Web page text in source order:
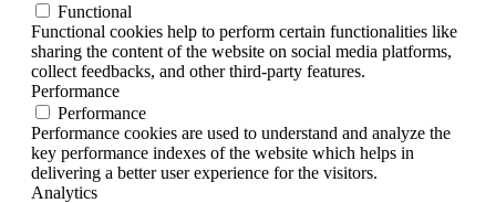
Functional
Functional cookies help to perform certain functionalities like
sharing the content of the website on social media platforms,
collect feedbacks, and other third-party features.
Performance
Performance
Performance cookies are used to understand and analyze the
key performance indexes of the website which helps in
delivering a better user experience for the visitors.
Analytics